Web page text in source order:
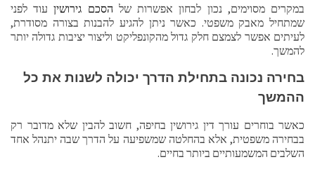
במקרים מסוימים, נכון לבחון אפשרות של הסכם גירושיןעוד לפני
שמתחיל מאבק משפטי. כאשר ניתן להגיע להבנות בצורה מסודרת,
לעיתים אפשר לצמצם חלק גדול מהקונפליקט וליצור יציבות גדולה יותר
להמשך.
בחירה נכונה בתחילת הדרך יכולה לשנות את כל
ההמשך
כאשר בוחרים עורך דין גירושין בחיפה, חשוב להבין שלא מדובר רק
בבחירה משפטית, אלא בהחלטה שמשפיעה על הדרך שבה יתנהל אחד
השלבים המשמעותיים ביותר בחיים.